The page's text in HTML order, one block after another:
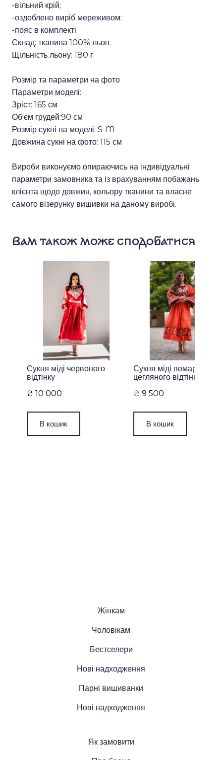
-вільний крій;
-оздоблено виріб мереживом;
-пояс в комплекті.
Склад: тканина 100% льон.
Щільність льону: 180 г.
Розмір та параметри на фото
Параметри моделі:
Зріст: 165 см
Об'єм грудей:90 см
Розмір сукні на моделі: S-M
Довжина сукні на фото: 115 см
Вироби виконуємо опираючись на індивідуальні
параметри замовника та із врахуванням побажань
клієнта щодо довжин, кольору тканини та власне
самого візерунку вишивки на даному виробі.
Вам також може сподобатися
Сукня міді червоного
відтінку
₴ 10 000
В кошик
Сукня міді
цегляного відтінку
₴ 9 500
В кошик
Жінкам
Чоловікам
Бестселери
Нові надходження
Парні вишиванки
Нові надходження
Як замовити